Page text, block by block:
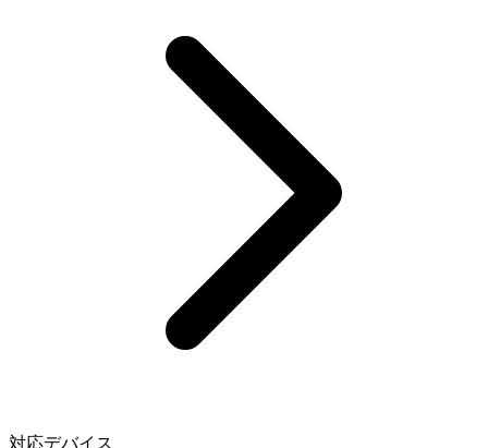
対応デバイス